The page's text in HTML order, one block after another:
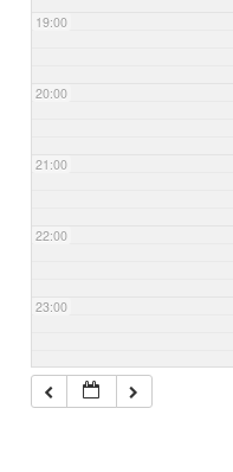
19:00
20:00
21:00
22:00
23:00